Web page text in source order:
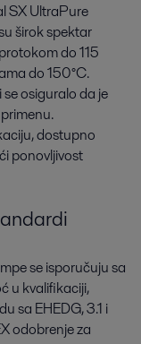
SX UltraPure
širok spektar
do 115
do 150°C.
osiguralo da je
dostupno
ponovljivost
se isporučuju sa
u kvalifikaciji,
sa EHEDG, 3.1 i
odobrenje za